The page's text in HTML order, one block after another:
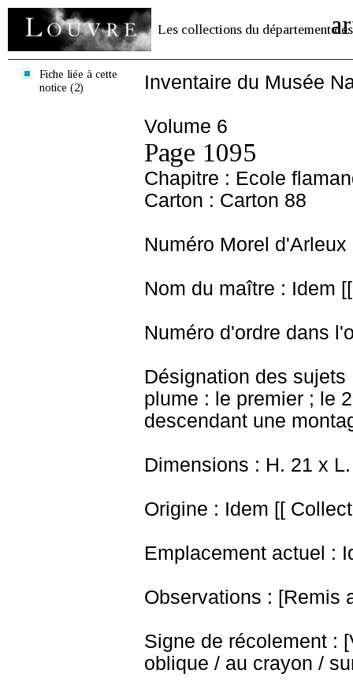
Les collections du département des
Fiche liée à cette
notice (2)
Inventaire du Musée
Volume 6
Page 1095
Chapitre : Ecole
Carton : Carton 88
Numéro Morel d'Arleux
Nom du maître : Idem
Numéro d'ordre dans
Désignation des
plume : le premier ; le
descendant une
Dimensions : H. 21 x
Origine : Idem [[
Emplacement actuel :
Observations : [Remis
Signe de récolement :
oblique / au crayon /